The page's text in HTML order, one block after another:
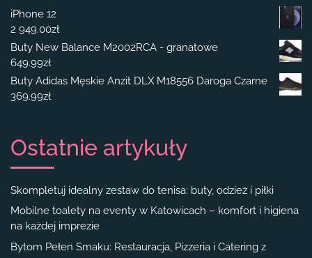
iPhone 12
2 949.00zł
Buty New Balance M2002RCA - granatowe
649.99zł
Buty Adidas Męskie Anzit DLX M18556 Daroga Czarne
369.99zł
Ostatnie artykuły
Skompletuj idealny zestaw do tenisa: buty, odzież i piłki
Mobilne toalety na eventy w Katowicach – komfort i higiena
na każdej imprezie
Bytom Pełen Smaku: Restauracja, Pizzeria i Catering z